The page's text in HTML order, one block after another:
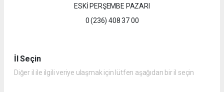
ESKİ PERŞEMBE PAZARI
0 (236) 408 37 00
İl Seçin
Diğer il ile ilgili veriye ulaşmak için lütfen aşağıdan bir il seçin